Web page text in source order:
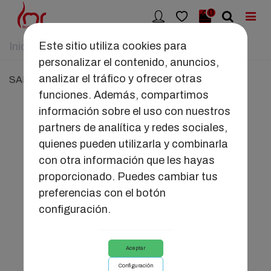
Este sitio utiliza cookies para
personalizar el contenido, anuncios,
analizar el tráfico y ofrecer otras
funciones. Además, compartimos
información sobre el uso con nuestros
partners de analítica y redes sociales,
quienes pueden utilizarla y combinarla
con otra información que les hayas
proporcionado. Puedes cambiar tus
preferencias con el botón
configuración.
Aceptar
Configuración
0
Inicio > SALUD ÍNTIMA
SALUD ÍNTIMA
Salud Menstrual